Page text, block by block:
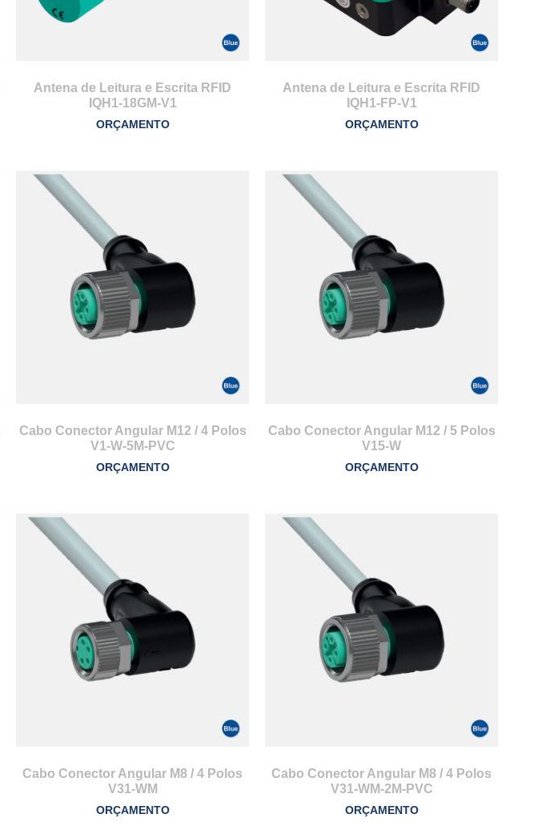
Antena de Leitura e Escrita RFID
IQH1-18GM-V1
ORÇAMENTO
Antena de Leitura e Escrita RFID
IQH1-FP-V1
ORÇAMENTO
Cabo Conector Angular M12 / 4 Polos
V1-W-5M-PVC
ORÇAMENTO
Cabo Conector Angular M12 / 5 Polos
V15-W
ORÇAMENTO
Cabo Conector Angular M8 / 4 Polos
V31-WM
ORÇAMENTO
Cabo Conector Angular M8 / 4 Polos
V31-WM-2M-PVC
ORÇAMENTO